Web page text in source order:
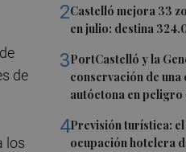
2Castelló mejora 33
en julio: destina
3PortCastelló y la
conservación de
autóctona en
4Previsión turística:
ocupación hotelera
de
los